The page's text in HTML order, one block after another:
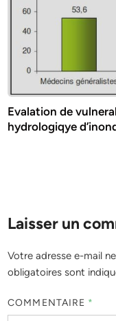
Evalation de
hydrologiqye
Laisser un
Votre adresse e-mail
obligatoires sont
COMMENTAIRE *